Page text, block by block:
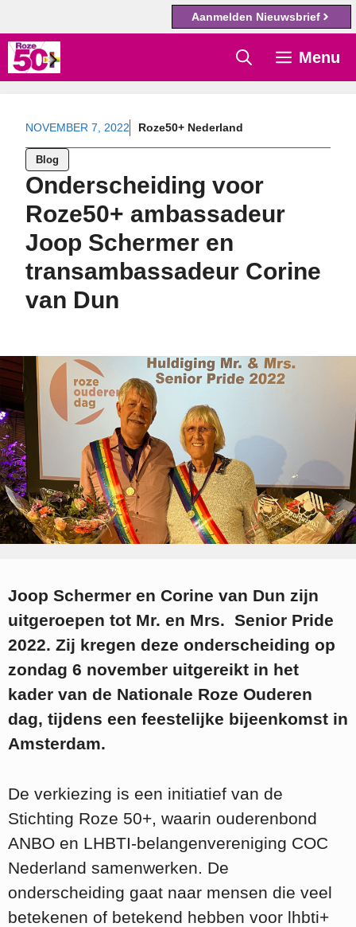
Aanmelden Nieuwsbrief
Ga
naar
inhoud
Menu
NOVEMBER 7, 2022 Roze50+ Nederland
Blog
Onderscheiding voor
Roze50+ ambassadeur
Joop Schermer en
transambassadeur Corine
van Dun
Joop Schermer en Corine van Dun zijn
uitgeroepen tot Mr. en Mrs. Senior Pride
2022. Zij kregen deze onderscheiding op
zondag 6 november uitgereikt in het
kader van de Nationale Roze Ouderen
dag, tijdens een feestelijke bijeenkomst in
Amsterdam.
De verkiezing is een initiatief van de
Stichting Roze 50+, waarin ouderenbond
ANBO en LHBTI-belangenvereniging COC
Nederland samenwerken. De
onderscheiding gaat naar mensen die veel
betekenen of betekend hebben voor lhbti+